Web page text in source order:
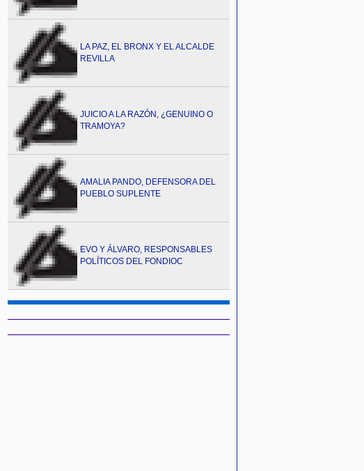
LA PAZ, EL BRONX Y EL ALCALDE
REVILLA
JUICIO A LA RAZÓN, ¿GENUINO O
TRAMOYA?
AMALIA PANDO, DEFENSORA DEL
PUEBLO SUPLENTE
EVO Y ÁLVARO, RESPONSABLES
POLÍTICOS DEL FONDIOC